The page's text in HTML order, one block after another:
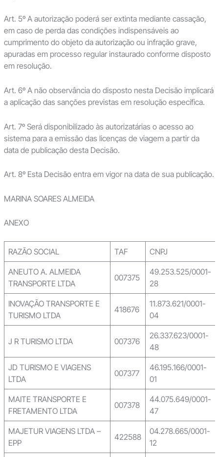
Art. 5º A autorização poderá ser extinta mediante cassação,
em caso de perda das condições indispensáveis ao
cumprimento do objeto da autorização ou infração grave,
apuradas em processo regular instaurado conforme disposto
em resolução.
Art. 6º A não observância do disposto nesta Decisão implicará
a aplicação das sanções previstas em resolução específica.
Art. 7º Será disponibilizado às autorizatárias o acesso ao
sistema para a emissão das licenças de viagem a partir da
data de publicação desta Decisão.
Art. 8º Esta Decisão entra em vigor na data de sua publicação.
MARINA SOARES ALMEIDA
ANEXO
RAZÃO SOCIAL TAF CNPJ
ANEUTO A. ALMEIDA
TRANSPORTE LTDA
007375
49.253.525/0001-
28
INOVAÇÃO TRANSPORTE E
TURISMO LTDA
418676
11.873.621/0001-
04
J R TURISMO LTDA 007376
26.337.623/0001-
48
JD TURISMO E VIAGENS
LTDA
007377
46.195.166/0001-
01
MAITE TRANSPORTE E
FRETAMENTO LTDA
007378
44.075.649/0001-
47
MAJETUR VIAGENS LTDA –
EPP
422588
04.278.665/0001-
12